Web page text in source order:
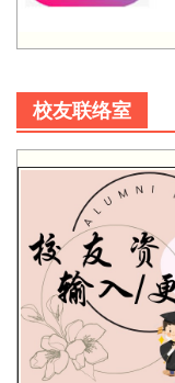
校友联络室